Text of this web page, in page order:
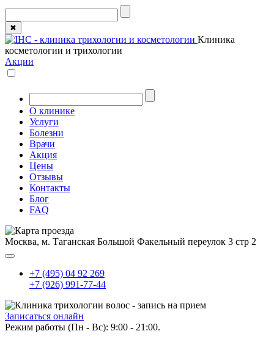
✖
Клиника
косметологии и трихологии
Акции
О клинике
Услуги
Болезни
Врачи
Акция
Цены
Отзывы
Контакты
Блог
FAQ
Москва, м. Таганская Большой Факельный переулок 3 стр 2
+7 (495) 04 92 269
+7 (926) 991-77-44
Записаться онлайн
Режим работы (Пн - Вс): 9:00 - 21:00.